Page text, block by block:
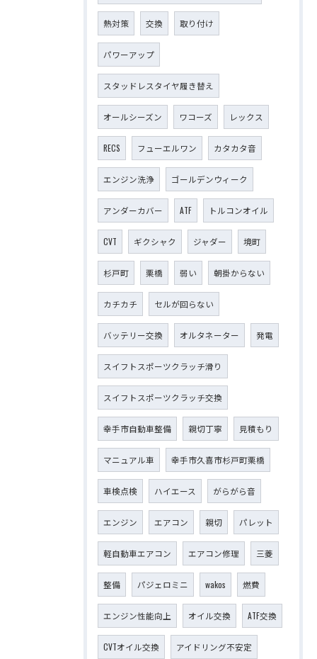
熱対策 交換 取り付け
パワーアップ
スタッドレスタイヤ履き替え
オールシーズン ワコーズ レックス
RECS フューエルワン カタカタ音
エンジン洗浄 ゴールデンウィーク
アンダーカバー ATF トルコンオイル
CVT ギクシャク ジャダー 境町
杉戸町 栗橋 弱い 朝掛からない
カチカチ セルが回らない
バッテリー交換 オルタネーター 発電
スイフトスポーツクラッチ滑り
スイフトスポーツクラッチ交換
幸手市自動車整備 親切丁寧 見積もり
マニュアル車 幸手市久喜市杉戸町栗橋
車検点検 ハイエース がらがら音
エンジン エアコン 親切 パレット
軽自動車エアコン エアコン修理 三菱
整備 パジェロミニ wakos 燃費
エンジン性能向上 オイル交換 ATF交換
CVTオイル交換 アイドリング不安定